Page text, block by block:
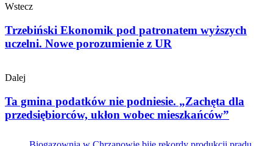
Wstecz
Trzebiński Ekonomik pod patronatem wyższych
uczelni. Nowe porozumienie z UR
Dalej
Ta gmina podatków nie podniesie. „Zachęta dla
przedsiębiorców, ukłon wobec mieszkańców”